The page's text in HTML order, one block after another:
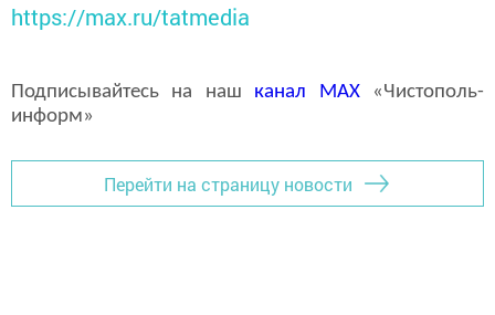
https://max.ru/tatmedia
Подписывайтесь на наш канал MAX«Чистополь-
информ»
Перейти на страницу новости